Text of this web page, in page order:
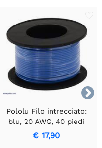

Pololu Filo intrecciato:
blu, 20 AWG, 40 piedi
€ 17,90